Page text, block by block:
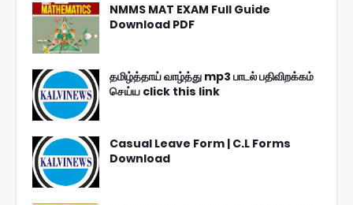
NMMS MAT EXAM Full Guide
Download PDF
தமிழ்த்தாய் வாழ்த்து mp3 பாடல் பதிவிறக்கம்
செய்ய click this link
Casual Leave Form | C.L Forms
Download